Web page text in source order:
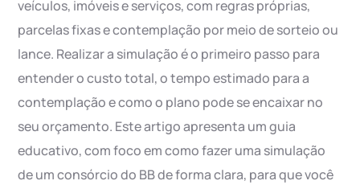
veículos, imóveis e serviços, com regras próprias,
parcelas fixas e contemplação por meio de sorteio ou
lance. Realizar a simulação é o primeiro passo para
entender o custo total, o tempo estimado para a
contemplação e como o plano pode se encaixar no
seu orçamento. Este artigo apresenta um guia
educativo, com foco em como fazer uma simulação
de um consórcio do BB de forma clara, para que você